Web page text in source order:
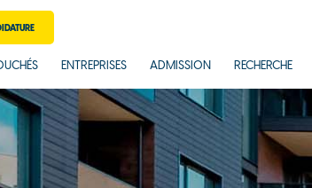
ENTREPRISES ADMISSION RECHERCHE